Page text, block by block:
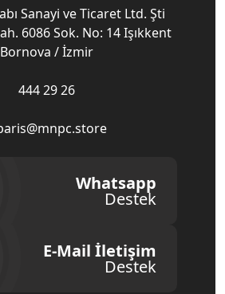
Sanayi ve Ticaret Ltd. Şti
6086 Sok. No: 14 Işıkkent
Bornova / İzmir
444 29 26
Whatsapp
Destek
E-Mail İletişim
Destek